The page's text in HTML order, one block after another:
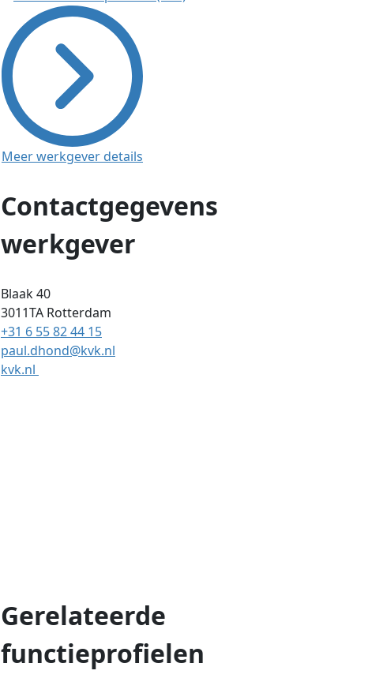
Meer werkgever details
Contactgegevens
werkgever
Blaak 40
3011TA Rotterdam
+31 6 55 82 44 15
paul.dhond@kvk.nl
kvk.nl
Gerelateerde
functieprofielen